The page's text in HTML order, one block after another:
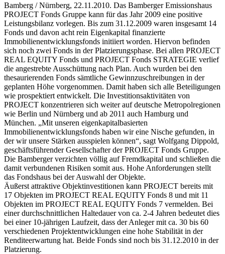
Bamberg / Nürnberg, 22.11.2010. Das Bamberger Emissionshaus
PROJECT Fonds Gruppe kann für das Jahr 2009 eine positive
Leistungsbilanz vorlegen. Bis zum 31.12.2009 waren insgesamt 14
Fonds und davon acht rein Eigenkapital finanzierte
Immobilienentwicklungsfonds initiiert worden. Hiervon befinden
sich noch zwei Fonds in der Platzierungsphase. Bei allen PROJECT
REAL EQUITY Fonds und PROJECT Fonds STRATEGIE verlief
die angestrebte Ausschüttung nach Plan. Auch wurden bei den
thesaurierenden Fonds sämtliche Gewinnzuschreibungen in der
geplanten Höhe vorgenommen. Damit haben sich alle Beteiligungen
wie prospektiert entwickelt. Die Investitionsaktivitäten von
PROJECT konzentrieren sich weiter auf deutsche Metropolregionen
wie Berlin und Nürnberg und ab 2011 auch Hamburg und
München. „Mit unseren eigenkapitalbasierten
Immobilienentwicklungsfonds haben wir eine Nische gefunden, in
der wir unsere Stärken ausspielen können“, sagt Wolfgang Dippold,
geschäftsführender Gesellschafter der PROJECT Fonds Gruppe.
Die Bamberger verzichten völlig auf Fremdkapital und schließen die
damit verbundenen Risiken somit aus. Hohe Anforderungen stellt
das Fondshaus bei der Auswahl der Objekte.
Äußerst attraktive Objektinvestitionen kann PROJECT bereits mit
17 Objekten im PROJECT REAL EQUITY Fonds 8 und mit 11
Objekten im PROJECT REAL EQUITY Fonds 7 vermelden. Bei
einer durchschnittlichen Haltedauer von ca. 2-4 Jahren bedeutet dies
bei einer 10-jährigen Laufzeit, dass der Anleger mit ca. 30 bis 60
verschiedenen Projektentwicklungen eine hohe Stabilität in der
Renditeerwartung hat. Beide Fonds sind noch bis 31.12.2010 in der
Platzierung.